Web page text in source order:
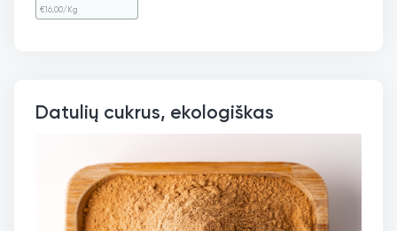
€16,00/Kg
Datulių cukrus, ekologiškas